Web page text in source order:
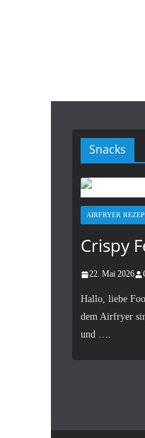
Snacks
AIRFRYER
Crispy
22. Mai 2026
Hallo, liebe
dem Airfryer
und ….